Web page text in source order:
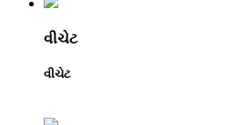
વીચેટ
વીચેટ